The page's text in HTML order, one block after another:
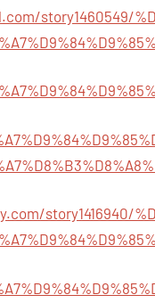
story1460549/
story1416940/